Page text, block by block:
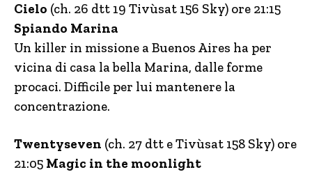
Cielo (ch. 26 dtt 19 Tivùsat 156 Sky) ore 21:15
Spiando Marina
Un killer in missione a Buenos Aires ha per
vicina di casa la bella Marina, dalle forme
procaci. Difficile per lui mantenere la
concentrazione.
Twentyseven (ch. 27 dtt e Tivùsat 158 Sky) ore
21:05 Magic in the moonlight